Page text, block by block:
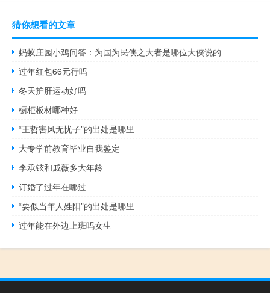
猜你想看的文章
蚂蚁庄园小鸡问答：为国为民侠之大者是哪位大侠说的
过年红包66元行吗
冬天护肝运动好吗
橱柜板材哪种好
“王哲害风无忧子”的出处是哪里
大专学前教育毕业自我鉴定
李承铉和戚薇多大年龄
订婚了过年在哪过
“要似当年人姓阳”的出处是哪里
过年能在外边上班吗女生